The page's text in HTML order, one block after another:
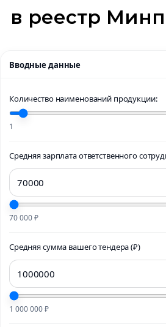
в реестр
Вводные данные
Количество наименований продукции:
1
Средняя зарплата ответственного
70 000 ₽
Средняя сумма вашего тендера (₽)
1 000 000 ₽